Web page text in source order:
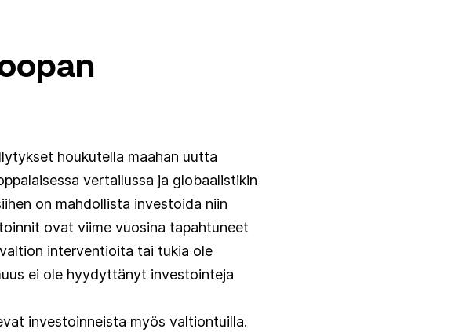
houkutella maahan uutta
vertailussa ja globaalistikin
on mahdollista investoida niin
ovat viime vuosina tapahtuneet
interventioita tai tukia ole
ei ole hyydyttänyt investointeja
investoinneista myös valtiontuilla.